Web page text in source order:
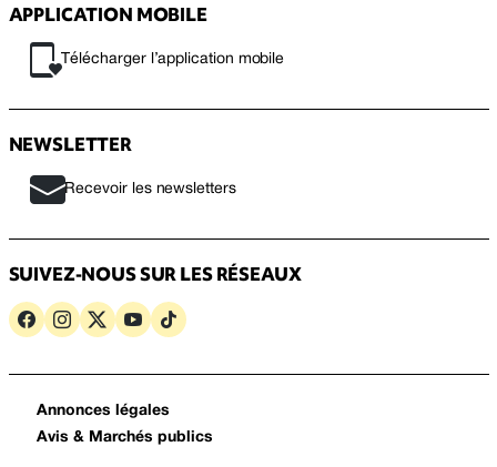
APPLICATION MOBILE
Télécharger l’application mobile
NEWSLETTER
Recevoir les newsletters
SUIVEZ-NOUS SUR LES RÉSEAUX
Annonces légales
Avis & Marchés publics